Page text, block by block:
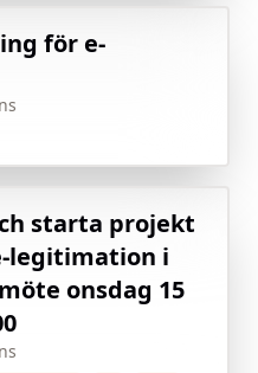
för e-
starta projekt
legitimation i
onsdag 15